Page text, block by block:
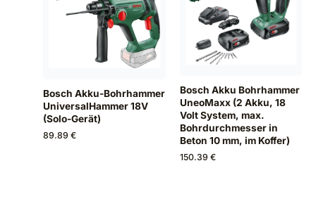
Bosch Akku-Bohrhammer
UniversalHammer 18V
(Solo-Gerät)
89.89 €
Bosch Akku Bohrhammer
UneoMaxx (2 Akku, 18
Volt System, max.
Bohrdurchmesser in
Beton 10 mm, im Koffer)
150.39 €